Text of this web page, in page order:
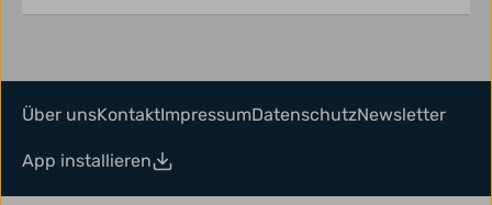
Über unsKontaktImpressumDatenschutzNewsletter
App installieren